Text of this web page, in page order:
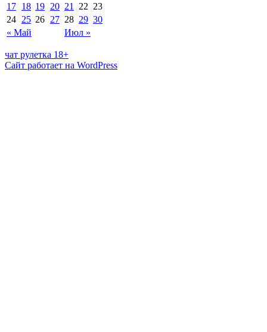
« Май Июл »
17 18 19 20 21 22 23
24 25 26 27 28 29 30
чат рулетка 18+
Сайт работает на WordPress